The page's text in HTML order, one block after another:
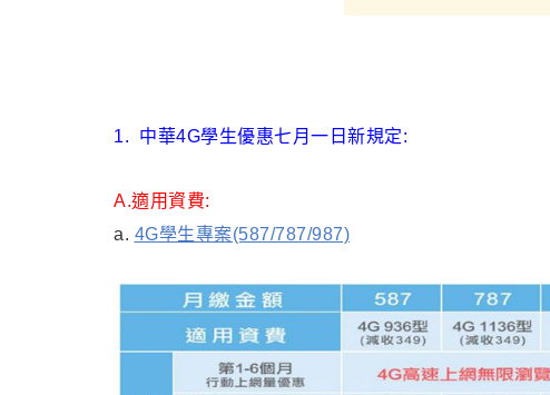
1. 中華4G學生優惠七月一日新規定:
A.適用資費:
a. 4G學生專案(587/787/987)